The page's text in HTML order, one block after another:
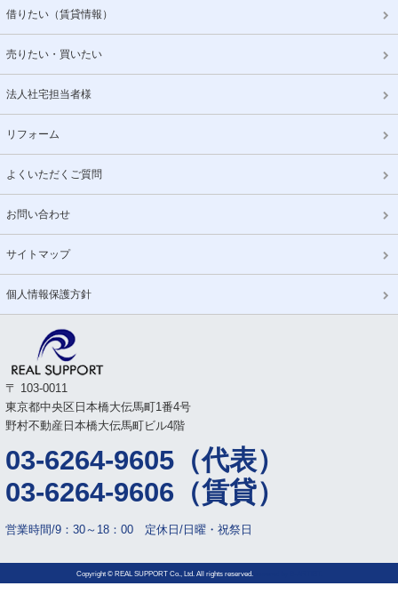
借りたい（賃貸情報）
売りたい・買いたい
法人社宅担当者様
リフォーム
よくいただくご質問
お問い合わせ
サイトマップ
個人情報保護方針
〒 103-0011
東京都中央区日本橋大伝馬町1番4号
野村不動産日本橋大伝馬町ビル4階
03-6264-9605（代表）
03-6264-9606（賃貸）
営業時間/9：30～18：00 定休日/日曜・祝祭日
Copyright © REAL SUPPORT Co., Ltd. All rights reserved.